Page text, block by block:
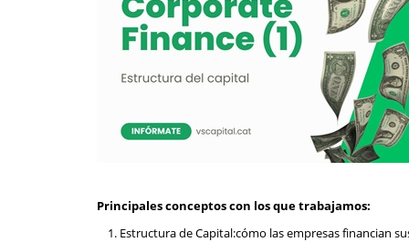
Principales conceptos con los que trabajamos:
Estructura de Capital:cómo las empresas financian